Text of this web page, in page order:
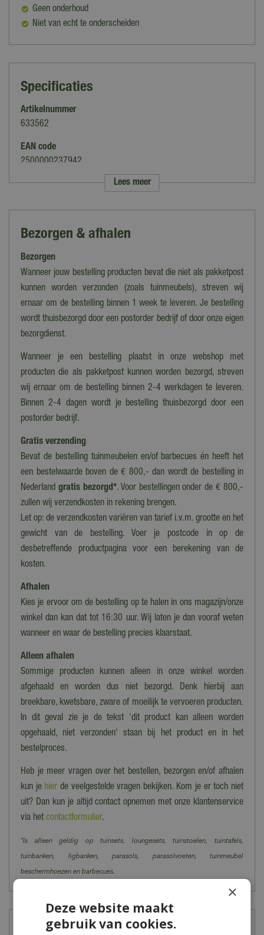
Geen onderhoud
Niet van echt te onderscheiden
Specificaties
Artikelnummer
633562
EAN code
2500000237942
Merk
Kunst pampastakken
Soort
Pluim
Lees meer
Bezorgen & afhalen
Bezorgen
Wanneer jouw bestelling producten bevat die niet als pakketpost
kunnen worden verzonden (zoals tuinmeubels), streven wij
ernaar om de bestelling binnen 1 week te leveren. Je bestelling
wordt thuisbezorgd door een postorder bedrijf of door onze eigen
bezorgdienst.
Wanneer je een bestelling plaatst in onze webshop met
producten die als pakketpost kunnen worden bezorgd, streven
wij ernaar om de bestelling binnen 2-4 werkdagen te leveren.
Binnen 2-4 dagen wordt je bestelling thuisbezorgd door een
postorder bedrijf.
Gratis verzending
Bevat de bestelling tuinmeubelen en/of barbecues én heeft het
een bestelwaarde boven de € 800,- dan wordt de bestelling in
Nederland gratis bezorgd*. Voor bestellingen onder de € 800,-
zullen wij verzendkosten in rekening brengen.
Let op: de verzendkosten variëren van tarief i.v.m. grootte en het
gewicht van de bestelling. Voer je postcode in op de
desbetreffende productpagina voor een berekening van de
kosten.
Afhalen
Kies je ervoor om de bestelling op te halen in ons magazijn/onze
winkel dan kan dat tot 16:30 uur. Wij laten je dan vooraf weten
wanneer en waar de bestelling precies klaarstaat.
Alleen afhalen
Sommige producten kunnen alleen in onze winkel worden
afgehaald en worden dus niet bezorgd. Denk hierbij aan
breekbare, kwetsbare, zware of moeilijk te vervoeren producten.
In dit geval zie je de tekst 'dit product kan alleen worden
opgehaald, niet verzonden' staan bij het product en in het
bestelproces.
Heb je meer vragen over het bestellen, bezorgen en/of afhalen
kun je hier de veelgestelde vragen bekijken. Kom je er toch niet
uit? Dan kun je altijd contact opnemen met onze klantenservice
via het contactformulier.
*Is alleen geldig op tuinsets, loungesets, tuinstoelen, tuintafels,
tuinbanken, ligbanken, parasols, parasolvoeten, tuinmeubel
beschermhoezen en barbecues.
×
Deze website maakt
gebruik van cookies.